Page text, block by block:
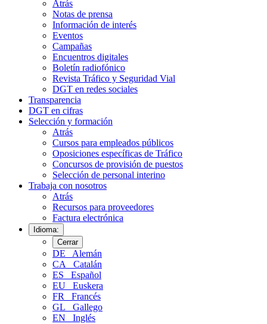
Atrás
Notas de prensa
Información de interés
Eventos
Campañas
Encuentros digitales
Boletín radiofónico
Revista Tráfico y Seguridad Vial
DGT en redes sociales
Transparencia
DGT en cifras
Selección y formación
Atrás
Cursos para empleados públicos
Oposiciones específicas de Tráfico
Concursos de provisión de puestos
Selección de personal interino
Trabaja con nosotros
Atrás
Recursos para proveedores
Factura electrónica
Idioma:
Cerrar
DE
Alemán
CA
Catalán
ES
Español
EU
Euskera
FR
Francés
GL
Gallego
EN
Inglés